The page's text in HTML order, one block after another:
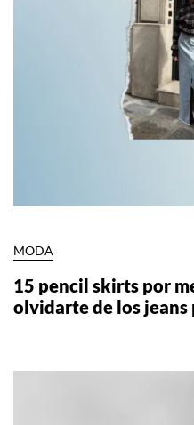
MODA
15 pencil skirts por
olvidarte de los jeans